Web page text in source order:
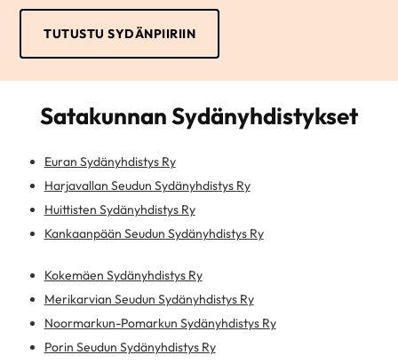
TUTUSTU SYDÄNPIIRIIN
Satakunnan Sydänyhdistykset
Euran Sydänyhdistys Ry
Harjavallan Seudun Sydänyhdistys Ry
Huittisten Sydänyhdistys Ry
Kankaanpään Seudun Sydänyhdistys Ry
Kokemäen Sydänyhdistys Ry
Merikarvian Seudun Sydänyhdistys Ry
Noormarkun-Pomarkun Sydänyhdistys Ry
Porin Seudun Sydänyhdistys Ry